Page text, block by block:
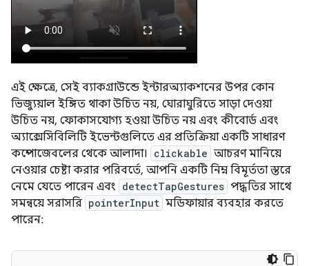
এই ক্ষেত্রে, সেই ব্যাকগ্রাউন্ডে ইন্টারঅ্যাকশনের উপর কোন
ভিজ্যুয়াল ইঙ্গিত থাকা উচিত নয়, ঘোরাঘুরিতে সাড়া দেওয়া
উচিত নয়, ফোকাসযোগ্য হওয়া উচিত নয় এবং কীবোর্ড এবং
অ্যাক্সেসিবিলিটি ইভেন্টগুলিতে এর প্রতিক্রিয়া একটি সাধারণ
কম্পোজেবলের থেকে আলাদা। clickable আচরণ মানিয়ে
নেওয়ার চেষ্টা করার পরিবর্তে, আপনি একটি নিম্ন বিমূর্ততা স্তরে
নেমে যেতে পারেন এবং detectTapGestures পদ্ধতির সাথে
সমন্বয়ে সরাসরি pointerInput মডিফায়ার ব্যবহার করতে
পারেন: